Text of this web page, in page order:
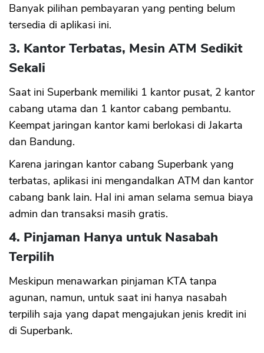
Banyak pilihan pembayaran yang penting belum
tersedia di aplikasi ini.
3. Kantor Terbatas, Mesin ATM Sedikit
Sekali
Saat ini Superbank memiliki 1 kantor pusat, 2 kantor
cabang utama dan 1 kantor cabang pembantu.
Keempat jaringan kantor kami berlokasi di Jakarta
dan Bandung.
Karena jaringan kantor cabang Superbank yang
terbatas, aplikasi ini mengandalkan ATM dan kantor
cabang bank lain. Hal ini aman selama semua biaya
admin dan transaksi masih gratis.
4. Pinjaman Hanya untuk Nasabah
Terpilih
Meskipun menawarkan pinjaman KTA tanpa
agunan, namun, untuk saat ini hanya nasabah
terpilih saja yang dapat mengajukan jenis kredit ini
di Superbank.